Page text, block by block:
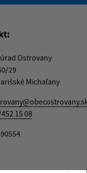
Ostrovany
29
Michaľany
15 08